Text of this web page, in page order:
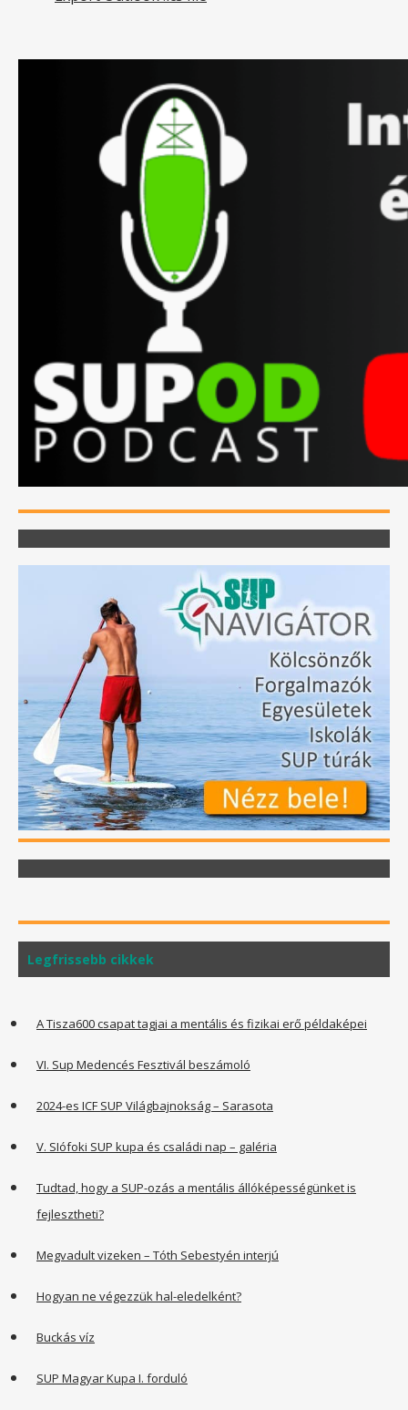
Legfrissebb cikkek
A Tisza600 csapat tagjai a mentális és fizikai erő példaképei
VI. Sup Medencés Fesztivál beszámoló
2024-es ICF SUP Világbajnokság – Sarasota
V. SIófoki SUP kupa és családi nap – galéria
Tudtad, hogy a SUP-ozás a mentális állóképességünket is
fejlesztheti?
Megvadult vizeken – Tóth Sebestyén interjú
Hogyan ne végezzük hal-eledelként?
Buckás víz
SUP Magyar Kupa I. forduló